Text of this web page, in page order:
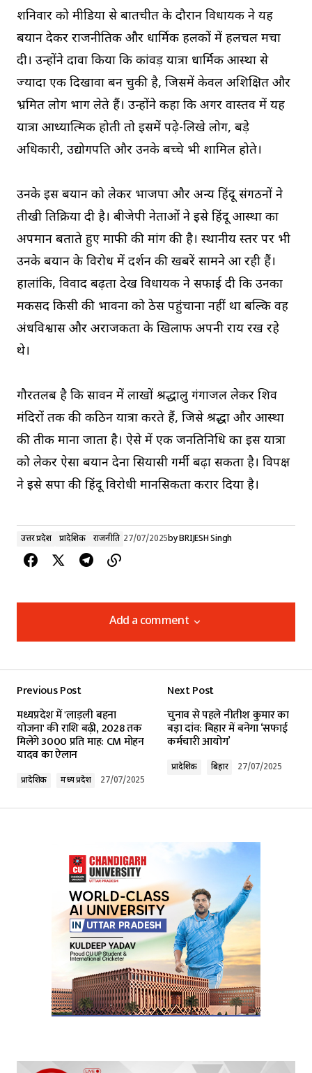
शनिवार को मीडिया से बातचीत के दौरान विधायक ने यह
बयान देकर राजनीतिक और धार्मिक हलकों में हलचल मचा
दी। उन्होंने दावा किया कि कांवड़ यात्रा धार्मिक आस्था से
ज्यादा एक दिखावा बन चुकी है, जिसमें केवल अशिक्षित और
भ्रमित लोग भाग लेते हैं। उन्होंने कहा कि अगर वास्तव में यह
यात्रा आध्यात्मिक होती तो इसमें पढ़े-लिखे लोग, बड़े
अधिकारी, उद्योगपति और उनके बच्चे भी शामिल होते।
उनके इस बयान को लेकर भाजपा और अन्य हिंदू संगठनों ने
तीखी प्रतिक्रिया दी है। बीजेपी नेताओं ने इसे हिंदू आस्था का
अपमान बताते हुए माफी की मांग की है। स्थानीय स्तर पर भी
उनके बयान के विरोध में प्रदर्शन की खबरें सामने आ रही हैं।
हालांकि, विवाद बढ़ता देख विधायक ने सफाई दी कि उनका
मकसद किसी की भावना को ठेस पहुंचाना नहीं था बल्कि वह
अंधविश्वास और अराजकता के खिलाफ अपनी राय रख रहे
थे।
गौरतलब है कि सावन में लाखों श्रद्धालु गंगाजल लेकर शिव
मंदिरों तक की कठिन यात्रा करते हैं, जिसे श्रद्धा और आस्था
की प्रतीक माना जाता है। ऐसे में एक जनप्रतिनिधि का इस यात्रा
को लेकर ऐसा बयान देना सियासी गर्मी बढ़ा सकता है। विपक्ष
ने इसे सपा की हिंदू विरोधी मानसिकता करार दिया है।
उत्तर प्रदेश प्रादेशिक राजनीति 27/07/2025byBRIJESH Singh
Add a comment
Add a comment
Required fields are marked*
Comment
Your E-mail*
Submit Comment
Previous Post
मध्यप्रदेश में 'लाड़ली बहना
योजना' की राशि बढ़ी, 2028 तक
मिलेंगे ₹3000 प्रति माह: CM मोहन
यादव का ऐलान
प्रादेशिक मध्य प्रदेश 27/07/2025
Next Post
चुनाव से पहले नीतीश कुमार का
बड़ा दांव: बिहार में बनेगा ‘सफाई
कर्मचारी आयोग’
प्रादेशिक बिहार 27/07/2025